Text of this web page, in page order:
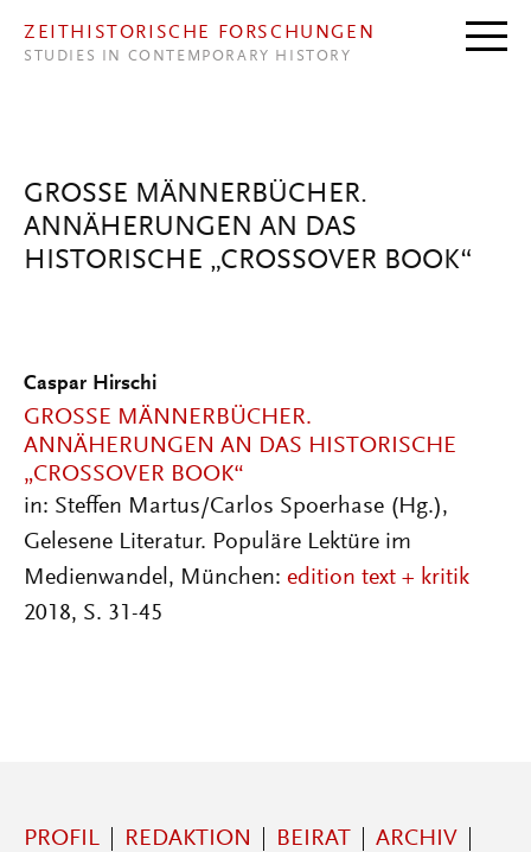
ZEITHISTORISCHE FORSCHUNGEN
STUDIES IN CONTEMPORARY HISTORY
GROSSE MÄNNERBÜCHER. A
NNÄHERUNGEN AN DAS H
ISTORISCHE „CROSSOVER BOOK“
Caspar Hirschi
GROSSE MÄNNERBÜCHER. A
NNÄHERUNGEN AN DAS HISTORISCHE „
CROSSOVER BOOK“
in: Steffen Martus/Carlos Spoerhase (Hg.),
Gelesene Literatur. Populäre Lektüre im
Medienwandel, München: edition text + kritik
2018, S. 31-45
PROFIL REDAKTION BEIRAT
ARCHIV